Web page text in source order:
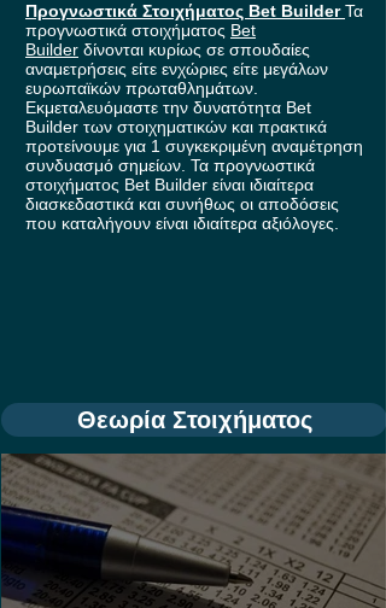
Προγνωστικά Στοιχήματος Bet BuilderΤα
προγνωστικά στοιχήματος Bet
Builder δίνονται κυρίως σε σπουδαίες
αναμετρήσεις είτε ενχώριες είτε μεγάλων
ευρωπαϊκών πρωταθλημάτων.
Εκμεταλευόμαστε την δυνατότητα Bet
Builder των στοιχηματικών και πρακτικά
προτείνουμε για 1 συγκεκριμένη αναμέτρηση
συνδυασμό σημείων. Τα προγνωστικά
στοιχήματος Bet Builder είναι ιδιαίτερα
διασκεδαστικά και συνήθως οι αποδόσεις
που καταλήγουν είναι ιδιαίτερα αξιόλογες.
Θεωρία Στοιχήματος